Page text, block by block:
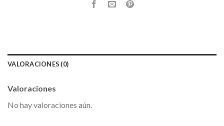
VALORACIONES (0)
Valoraciones
No hay valoraciones aún.